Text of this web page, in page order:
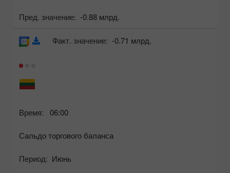
Пред. значение: -0.88 млрд.
Время: 06:00
Сальдо торгового баланса
Период: Июнь
Факт. значение: -0.71 млрд.